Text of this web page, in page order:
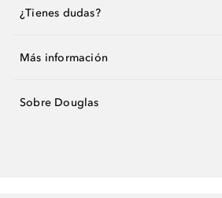
¿Tienes dudas?
Más información
Sobre Douglas